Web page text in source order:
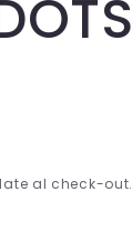
al check-out.